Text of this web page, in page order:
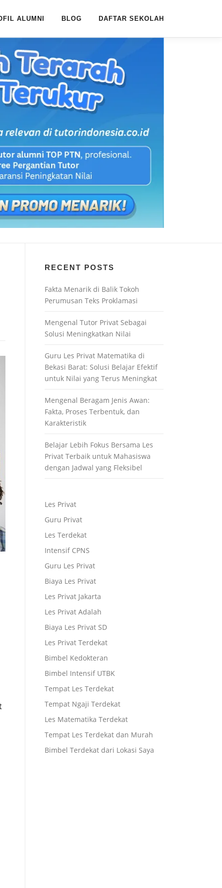
ALUMNI BLOG DAFTAR SEKOLAH
RECENT POSTS
Fakta Menarik di Balik Tokoh
Perumusan Teks Proklamasi
Mengenal Tutor Privat Sebagai
Solusi Meningkatkan Nilai
Guru Les Privat Matematika di
Bekasi Barat: Solusi Belajar Efektif
untuk Nilai yang Terus Meningkat
Mengenal Beragam Jenis Awan:
Fakta, Proses Terbentuk, dan
Karakteristik
Belajar Lebih Fokus Bersama Les
Privat Terbaik untuk Mahasiswa
dengan Jadwal yang Fleksibel
Les Privat
Guru Privat
Les Terdekat
Intensif CPNS
Guru Les Privat
Biaya Les Privat
Les Privat Jakarta
Les Privat Adalah
Biaya Les Privat SD
Les Privat Terdekat
Bimbel Kedokteran
Bimbel Intensif UTBK
Tempat Les Terdekat
Tempat Ngaji Terdekat
Les Matematika Terdekat
Tempat Les Terdekat dan Murah
Bimbel Terdekat dari Lokasi Saya